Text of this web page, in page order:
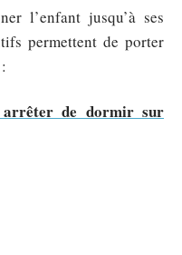
l’enfant jusqu’à ses
permettent de porter
arrêter de dormir sur